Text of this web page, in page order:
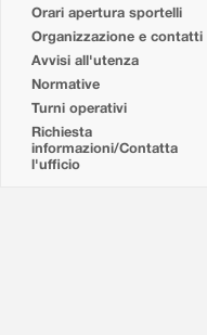
Orari apertura sportelli
Organizzazione e contatti
Avvisi all'utenza
Normative
Turni operativi
Richiesta
informazioni/Contatta
l'ufficio